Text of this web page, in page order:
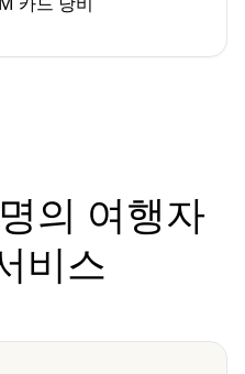
의 여행자
비스